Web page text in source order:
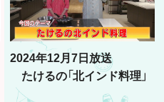
2024年12月7日放送
たけるの「北インド料理」